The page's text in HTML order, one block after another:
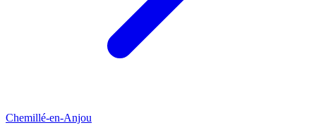
Chemillé-en-Anjou